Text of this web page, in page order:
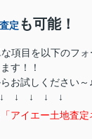
定 も可能！
項目を以下のフ
す！！
お試しください～
↓ ↓ ↓
アイエー土地査